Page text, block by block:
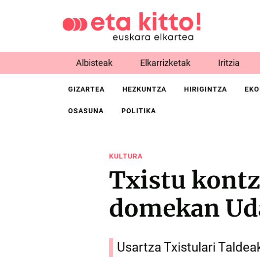
Albisteak Elkarrizketak Iritzia
GIZARTEA HEZKUNTZA HIRIGINTZA
OSASUNA POLITIKA
KULTURA
Txistu
domekan
Usartza Txistulari